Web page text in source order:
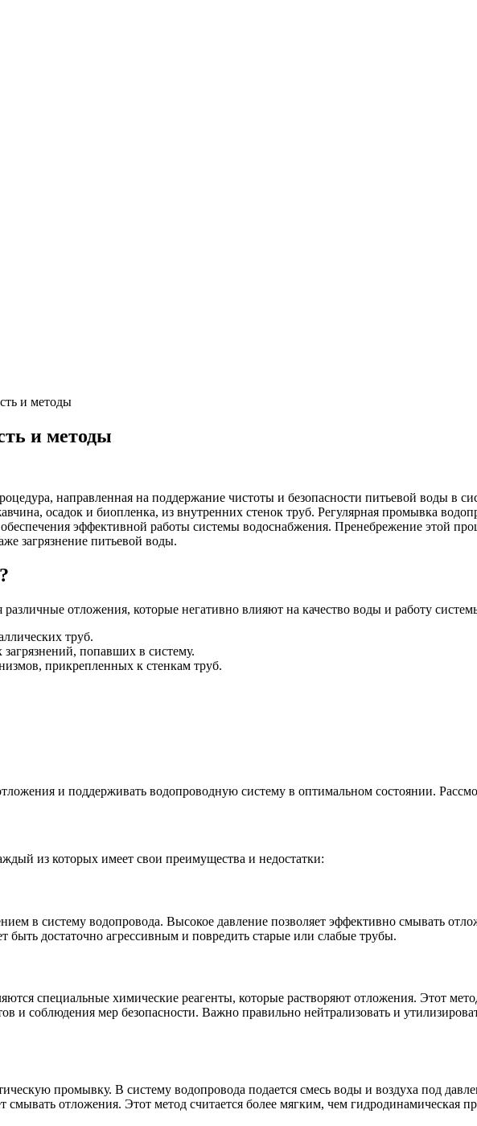
и методы
и методы
направленная на поддержание чистоты и безопасности питьевой воды в
осадок и биопленка, из внутренних стенок труб. Регулярная промывка
эффективной работы системы водоснабжения. Пренебрежение этой
загрязнение питьевой воды.
отложения, которые негативно влияют на качество воды и работу
труб.
попавших в систему.
прикрепленных к стенкам труб.
и поддерживать водопроводную систему в оптимальном состоянии.
из которых имеет свои преимущества и недостатки:
в систему водопровода. Высокое давление позволяет эффективно смывать
достаточно агрессивным и повредить старые или слабые трубы.
специальные химические реагенты, которые растворяют отложения. Этот
и соблюдения мер безопасности. Важно правильно нейтрализовать и
промывку. В систему водопровода подается смесь воды и воздуха под
смывать отложения. Этот метод считается более мягким, чем гидродинамическая